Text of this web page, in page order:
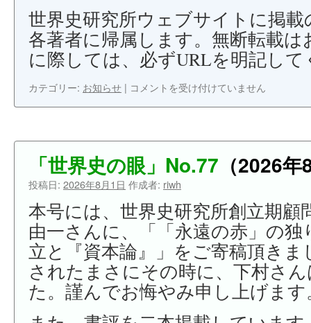
世界史研究所ウェブサイトに掲
各著者に帰属します。無断転載
に際しては、必ずURLを明記し
カテゴリー: お知らせ | 世
究
所
の
ウ
ブ
ト
に
よ
う
コメントを受け付けていません
「世界史の眼」No.77 （2026
投稿日: 2026年8月1日 作成者: riwh
本号には、世界史研究所創立期顧
由一さんに、「「永遠の赤」の
立と『資本論』」をご寄稿頂き
されたまさにその時に、下村さ
た。謹んでお悔やみ申し上げます